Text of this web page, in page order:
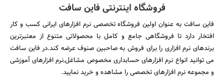
فروشگاه اینترنتی فاین سافت
فاین سافت به عنوان اولین فروشگاه تخصصی نرم افزارهای ایرانی کسب و کار
افتخار دارد تا فروشگاهی جامع و کامل با محصولاتی متنوع از معتبرترین
برندهای نرم افزاری را برای فروش به صاحبین صنوف عرضه کند.در فاین سافت
می توانید انواع نرم افزارهای حسابداری مخصوص مشاغل‚نرم افزارهای آموزشی
و مجموعه نرم افزارهای تخصصی را مشاهده و خرید نمایید.